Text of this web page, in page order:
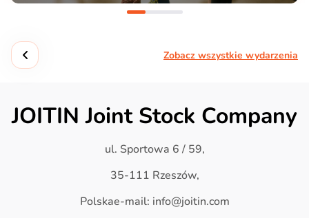
Zobacz wszystkie wydarzenia
JOITIN Joint Stock Company
ul. Sportowa 6 / 59,
35-111 Rzeszów,
Polskae-mail: info@joitin.com